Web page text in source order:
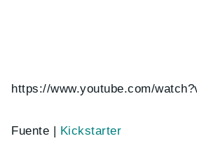
https://www.youtube.com/
Fuente | Kickstarter